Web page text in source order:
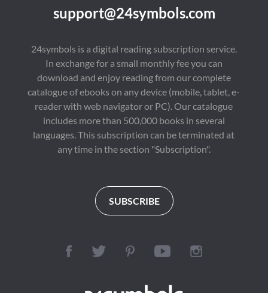
support@24symbols.com
24symbols is a digital reading subscription service.
In exchange for a small monthly fee you can
download and enjoy reading from our complete
catalogue of ebooks on any device (mobile, tablet, e-
reader with web navigator or PC). Our catalogue
includes more than 500,000 books in several
languages. This subscription can be terminated at
any time in the section "Subscription".
SUBSCRIBE